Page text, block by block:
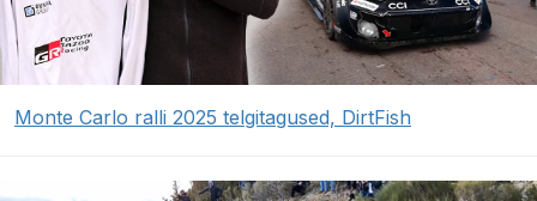
Monte Carlo ralli 2025 telgitagused, DirtFish